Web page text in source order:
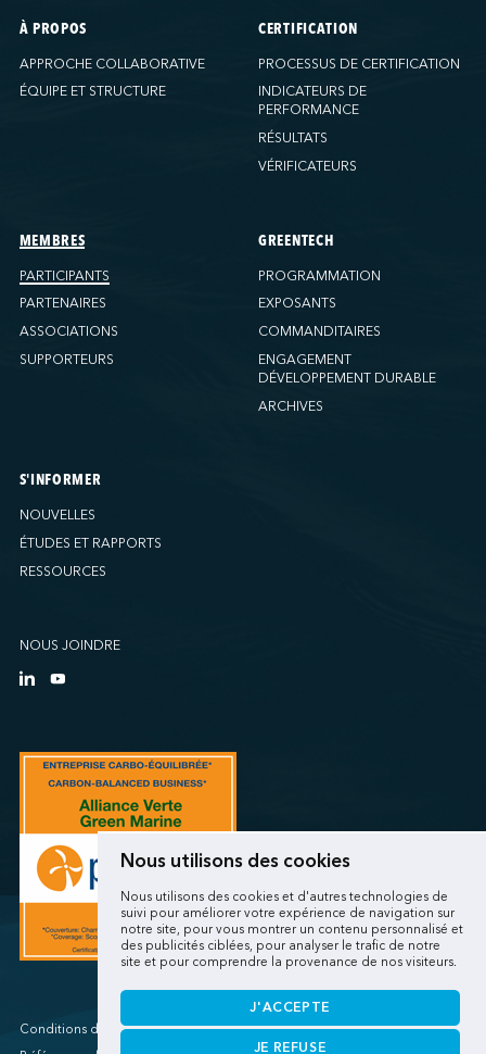
Nous utilisons des cookies
Nous utilisons des cookies et d'autres technologies de
suivi pour améliorer votre expérience de navigation sur
notre site, pour vous montrer un contenu personnalisé et
des publicités ciblées, pour analyser le trafic de notre
site et pour comprendre la provenance de nos visiteurs.
J'ACCEPTE
JE REFUSE
Ports America (Miami)
Ports America (NATSS)
Ports America (New Orleans)
Ports America (WBCT)
Ports America (Wilmington)
PSA Halifax
PSA Halifax (Fairview Cove)
QSL America
Société Terminaux Montréal Gateway
Sollio Agriculture (Hamilton)
Sollio Agriculture (Montréal)
Sollio Agriculture (Québec)
SSA Marine (Stockton)
SSA Marine (Vancouver Cruise)
SSA Marine (West Sacramento)
SSA Marine (West Sitcum Matson)
SSA Marine Canada (Lynnterm)
SSA Marine Canada (Squamish Terminals)
SSA Marine Canada (Victoria Cruise)
SSA Marine Mexico (Lazaro Cardenas)
SSA Marine Mexico (Manzanillo TEC)
SSA Marine Mexico (Veracruz)
À PROPOS
APPROCHE COLLABORATIVE
ÉQUIPE ET STRUCTURE
CERTIFICATION
PROCESSUS DE CERTIFICATION
INDICATEURS DE
PERFORMANCE
RÉSULTATS
VÉRIFICATEURS
MEMBRES
PARTICIPANTS
PARTENAIRES
ASSOCIATIONS
SUPPORTEURS
GREENTECH
PROGRAMMATION
EXPOSANTS
COMMANDITAIRES
ENGAGEMENT
DÉVELOPPEMENT DURABLE
ARCHIVES
S'INFORMER
NOUVELLES
ÉTUDES ET RAPPORTS
RESSOURCES
NOUS JOINDRE
Conditions d'utilisations/Renseignements personnels